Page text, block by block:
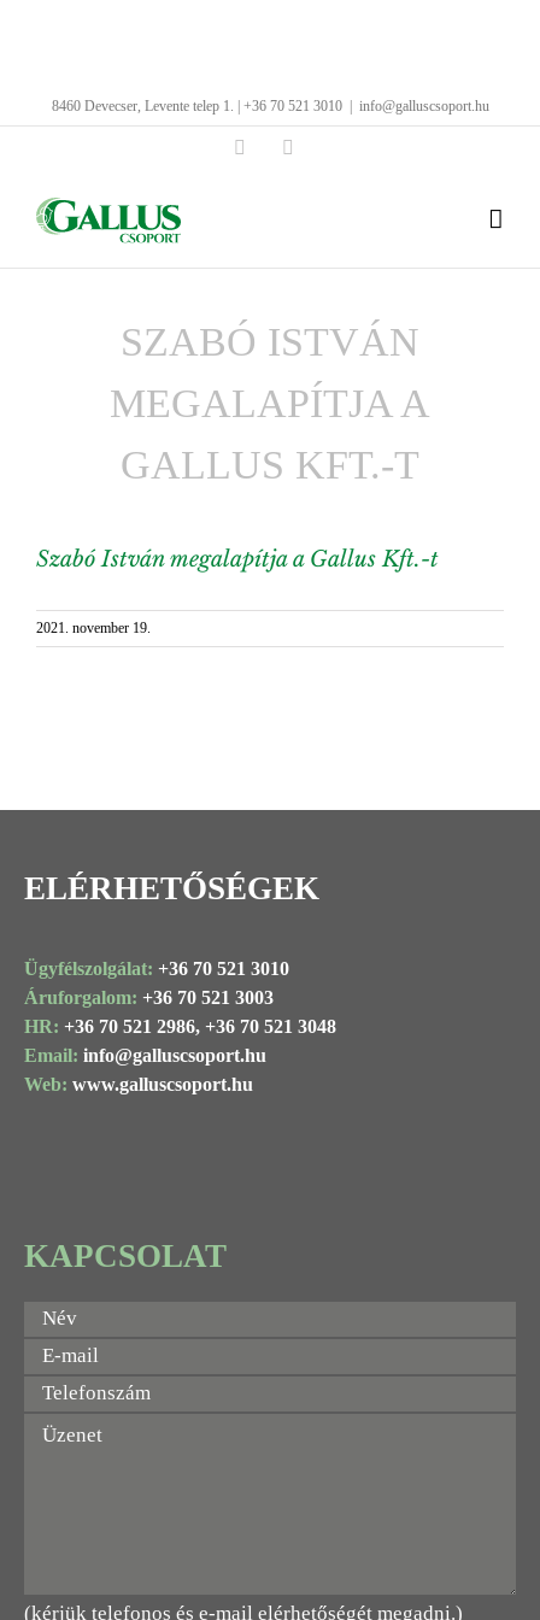
8460 Devecser, Levente telep 1. | +36 70 521 3010 info@galluscsoport.hu
Facebook
SZABÓ ISTVÁN
MEGALAPÍTJA A
GALLUS KFT.-T
Szabó István megalapítja a Gallus Kft.-t
2021. november 19.
ELÉRHETŐSÉGEK
Ügyfélszolgálat: +36 70 521 3010
Áruforgalom: +36 70 521 3003
HR: +36 70 521 2986, +36 70 521 3048
Email: info@galluscsoport.hu
Web: www.galluscsoport.hu
KAPCSOLAT
(kérjük telefonos és e-mail elérhetőségét megadni.)